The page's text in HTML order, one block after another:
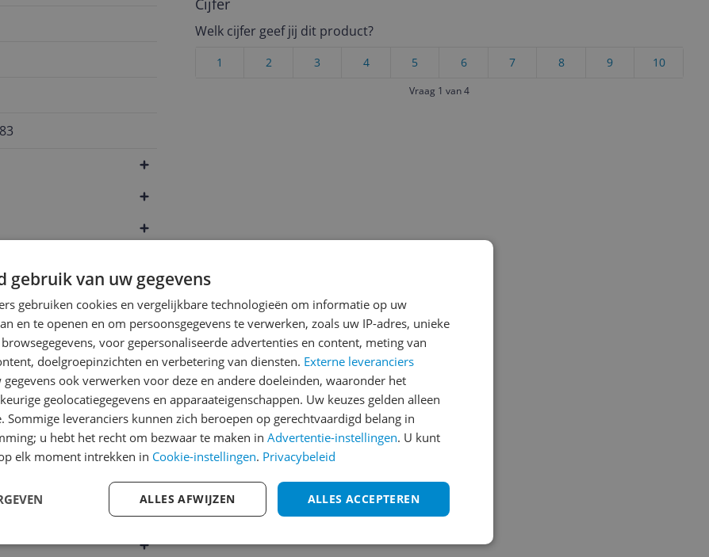
Cijfer
Welk cijfer geef jij dit product?
10
9
8
7
6
5
4
3
2
1
Vraag 1 van 4
gebruik van uw gegevens
gebruiken cookies en vergelijkbare technologieën om informatie op uw
en te openen en om persoonsgegevens te verwerken, zoals uw IP-adres, unieke
voor gepersonaliseerde advertenties en content, meting van
doelgroepinzichten en verbetering van diensten. Externe leveranciers
gegevens ook verwerken voor deze en andere doeleinden, waaronder het
geolocatiegegevens en apparaateigenschappen. Uw keuzes gelden alleen
Sommige leveranciers kunnen zich beroepen op gerechtvaardigd belang in
u hebt het recht om bezwaar te maken in Advertentie-instellingen. U kunt
elk moment intrekken in Cookie-instellingen. Privacybeleid
ALLES ACCEPTEREN
ALLES AFWIJZEN